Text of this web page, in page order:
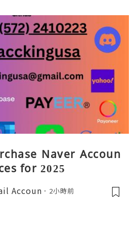
Naver Accoun
for 2025
Accoun 2小時前